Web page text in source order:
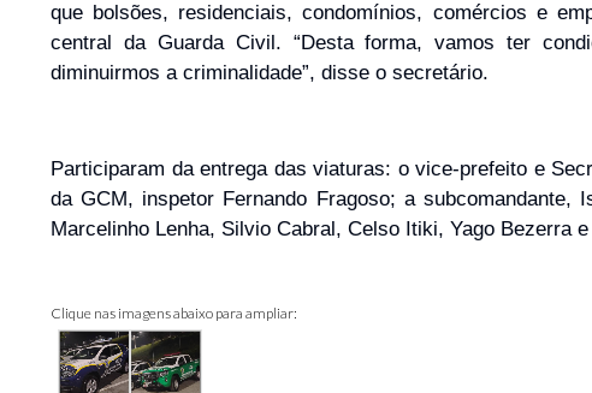
que bolsões, residenciais, condomínios, comércios e
central da Guarda Civil. “Desta forma, vamos ter
diminuirmos a criminalidade”, disse o secretário.
Participaram da entrega das viaturas: o vice-prefeito e
da GCM, inspetor Fernando Fragoso; a
Marcelinho Lenha, Silvio Cabral, Celso Itiki, Yago Bezerra
Clique nas imagens abaixo para ampliar: